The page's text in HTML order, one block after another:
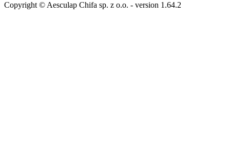
Copyright © Aesculap Chifa sp. z o.o. - version 1.64.2